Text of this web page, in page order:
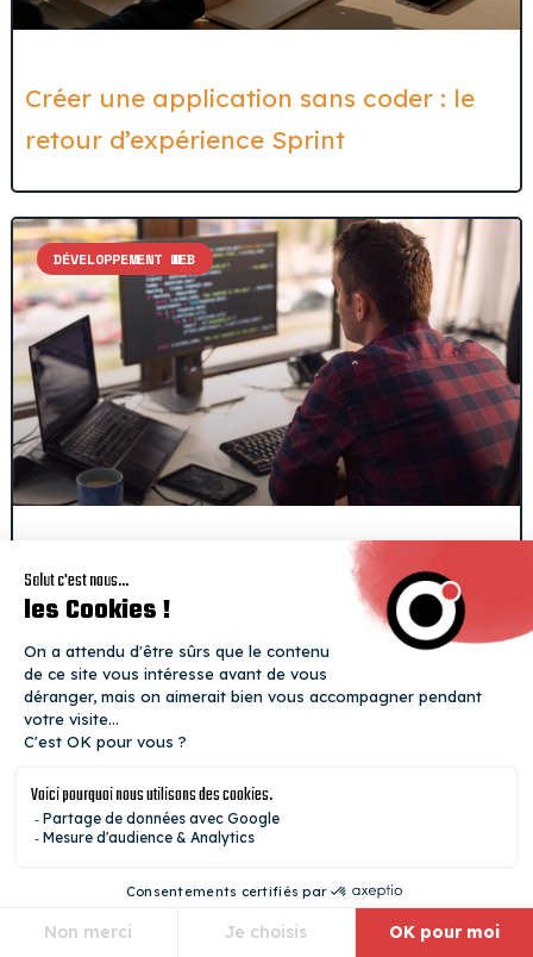
Créer une application sans coder : le
retour d’expérience Sprint
DÉVELOPPEMENT WEB
Quelles compétences IA une formation
développeur enseigne-t-elle vraiment ?
DÉVELOPPEMENT WEB